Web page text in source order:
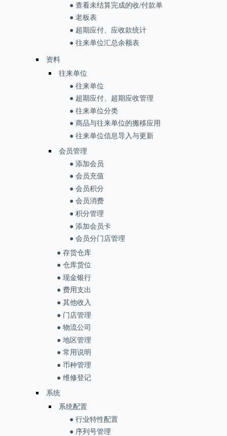
● 查看未结算完成的收/付款单
● 老板表
● 超期应付、应收款统计
● 往来单位汇总余额表
资料
往来单位
● 往来单位
● 超期应付、超期应收管理
● 往来单位分类
● 商品与往来单位的搬移应用
● 往来单位信息导入与更新
会员管理
● 添加会员
● 会员充值
● 会员积分
● 会员消费
● 积分管理
● 添加会员卡
● 会员分门店管理
● 存货仓库
● 仓库货位
● 现金银行
● 费用支出
● 其他收入
● 门店管理
● 物流公司
● 地区管理
● 常用说明
● 币种管理
● 维修登记
系统
系统配置
● 行业特性配置
● 序列号管理